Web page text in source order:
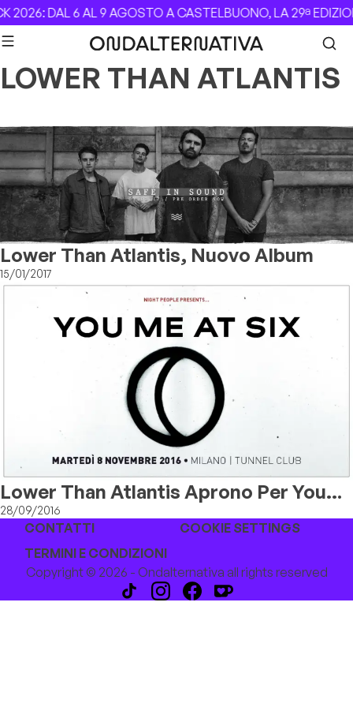
Skip to content
2026: DAL 6 AL 9 AGOSTO A CASTELBUONO, LA 29ª
LOWER THAN ATLANTIS
Lower Than Atlantis, Nuovo Album
15/01/2017
Lower Than Atlantis Aprono Per You
Me At Six
28/09/2016
CONTATTI
COOKIE SETTINGS
TERMINI E CONDIZIONI
Copyright © 2026 - Ondalternativa all rights reserved